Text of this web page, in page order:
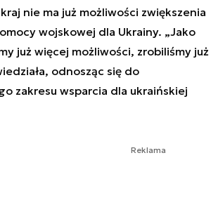
nie ma już możliwości zwiększenia
wojskowej dla Ukrainy. „Jako
już więcej możliwości, zrobiliśmy już
odnosząc się do
zakresu wsparcia dla ukraińskiej
Reklama